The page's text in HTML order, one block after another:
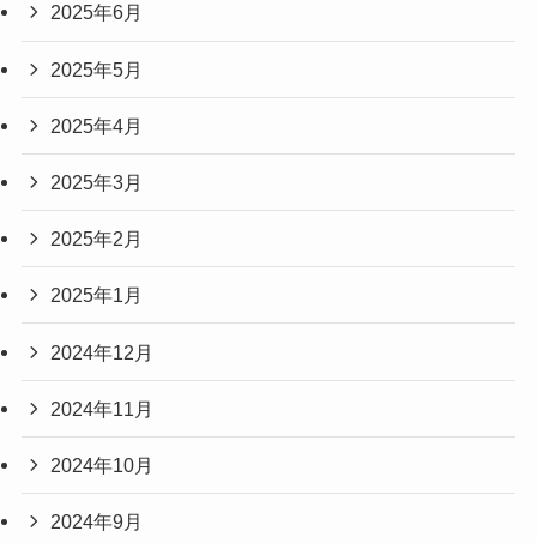
2025年6月
2025年5月
2025年4月
2025年3月
2025年2月
2025年1月
2024年12月
2024年11月
2024年10月
2024年9月